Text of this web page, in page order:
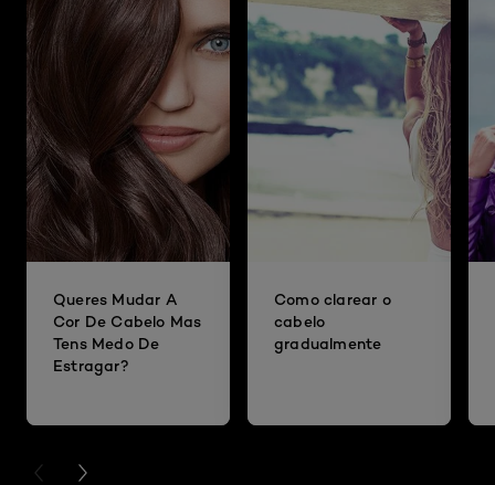
Queres Mudar A
Cor De Cabelo Mas
Tens Medo De
Estragar?
Como clarear o
cabelo
gradualmente
PREVIOUS CARD
NEXT CARD